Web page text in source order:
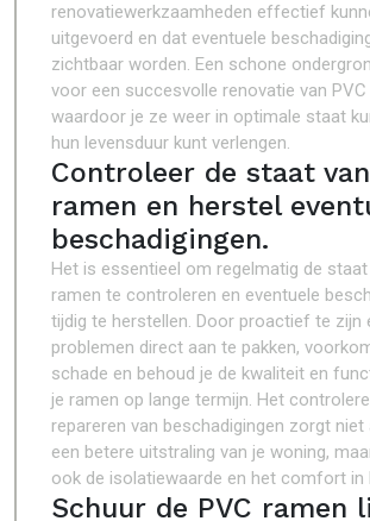
renovatiewerkzaamheden effectief
uitgevoerd en dat eventuele
zichtbaar worden. Een schone
voor een succesvolle renovatie van PVC
waardoor je ze weer in optimale staat
hun levensduur kunt verlengen.
Controleer de staat
ramen en herstel
beschadigingen.
Het is essentieel om regelmatig de staat
ramen te controleren en eventuele
tijdig te herstellen. Door proactief te zijn
problemen direct aan te pakken,
schade en behoud je de kwaliteit en
je ramen op lange termijn. Het
repareren van beschadigingen zorgt niet
een betere uitstraling van je woning,
ook de isolatiewaarde en het comfort in
Schuur de PVC ramen